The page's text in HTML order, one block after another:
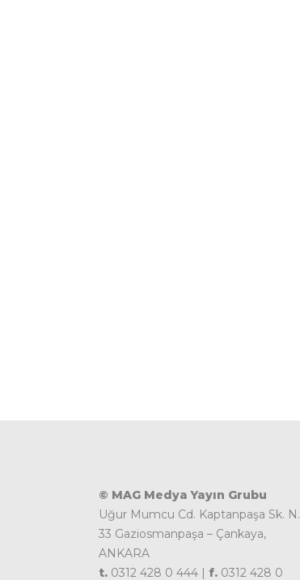
© MAG Medya Yayın Grubu
Uğur Mumcu Cd. Kaptanpaşa Sk. N.
33 Gaziosmanpaşa – Çankaya,
ANKARA
t. 0312 428 0 444 | f. 0312 428 0